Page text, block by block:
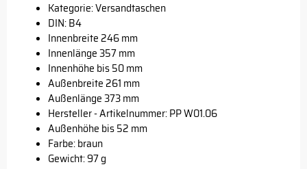
Kategorie: Versandtaschen
DIN: B4
Innenbreite 246 mm
Innenlänge 357 mm
Innenhöhe bis 50 mm
Außenbreite 261 mm
Außenlänge 373 mm
Hersteller - Artikelnummer: PP W01.06
Außenhöhe bis 52 mm
Farbe: braun
Gewicht: 97 g